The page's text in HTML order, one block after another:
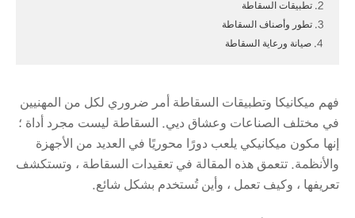
2. تطبيقات السقاطة
3. تطور وأصناف السقاطة
4. صيانة ورعاية السقاطة
فهم ميكانيكا وتطبيقات السقاطة أمر ضروري لكل من المهنيين
في مختلف الصناعات وعشاق ديي. السقاطة ليست مجرد أداة ؛
إنها مكون ميكانيكي يلعب دورًا محوريًا في العديد من الأجهزة
والأنظمة. تتعمق هذه المقالة في تعقيدات السقاطة ، وتستكشف
تعريفها ، وكيف تعمل ، وأين تُستخدم بشكل شائع.